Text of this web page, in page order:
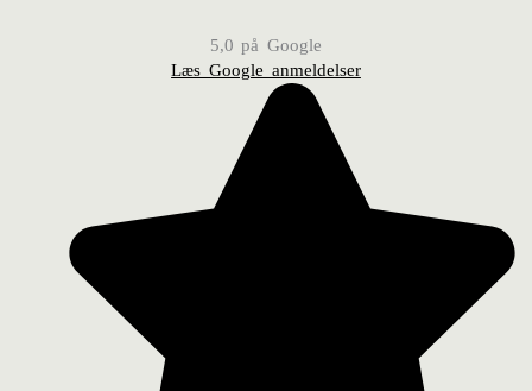
5,0 på Google
Læs Google anmeldelser